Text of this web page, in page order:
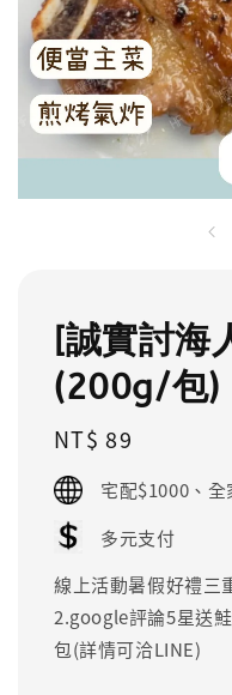
[誠實討海
(200g/包)
Regular
price
NT$ 89
宅配$1000、
多元支付
線上活動暑假好禮三
2.google評論5星送
包(詳情可洽LINE)